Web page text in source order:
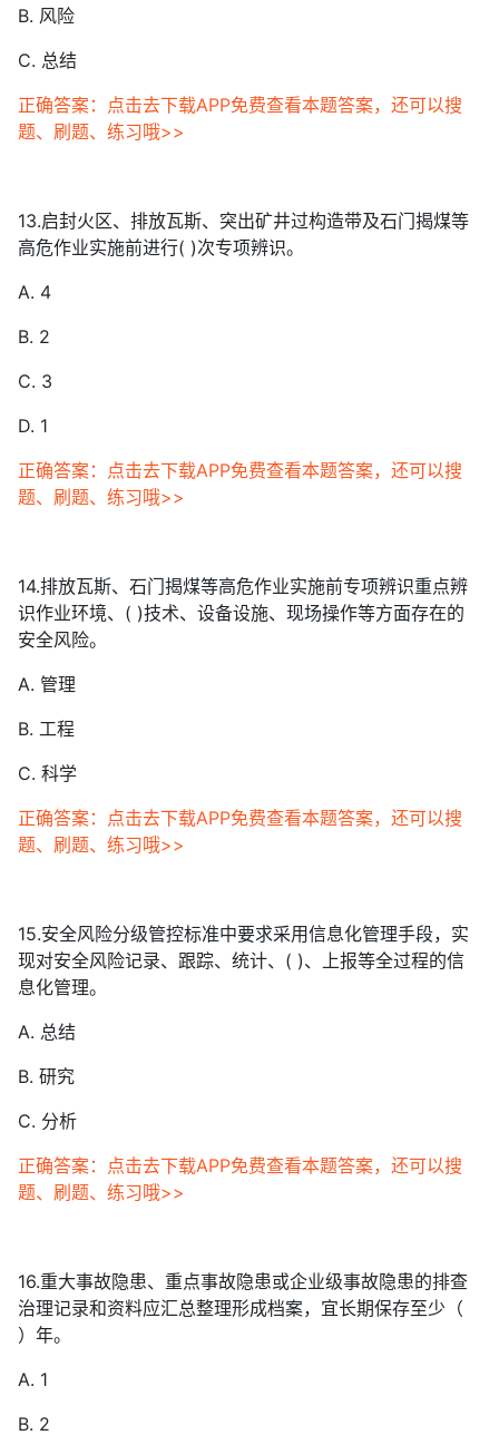
B. 风险
C. 总结
正确答案：点击去下载APP免费查看本题答案，还可以搜
题、刷题、练习哦>>
13.启封火区、排放瓦斯、突出矿井过构造带及石门揭煤等
高危作业实施前进行( )次专项辨识。
A. 4
B. 2
C. 3
D. 1
正确答案：点击去下载APP免费查看本题答案，还可以搜
题、刷题、练习哦>>
14.排放瓦斯、石门揭煤等高危作业实施前专项辨识重点辨
识作业环境、( )技术、设备设施、现场操作等方面存在的
安全风险。
A. 管理
B. 工程
C. 科学
正确答案：点击去下载APP免费查看本题答案，还可以搜
题、刷题、练习哦>>
15.安全风险分级管控标准中要求采用信息化管理手段，实
现对安全风险记录、跟踪、统计、( )、上报等全过程的信
息化管理。
A. 总结
B. 研究
C. 分析
正确答案：点击去下载APP免费查看本题答案，还可以搜
题、刷题、练习哦>>
16.重大事故隐患、重点事故隐患或企业级事故隐患的排查
治理记录和资料应汇总整理形成档案，宜长期保存至少（
）年。
A. 1
B. 2